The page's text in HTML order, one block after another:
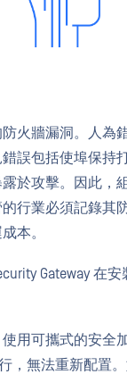
火牆漏洞。人為
誤包括使埠保持
於攻擊。因此，
行業必須記錄其
本。
Gateway 在
用可攜式的安全
，無法重新配置